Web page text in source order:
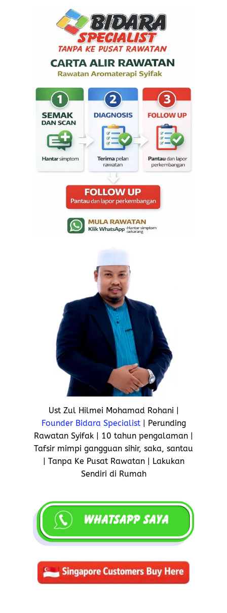
Ust Zul Hilmei Mohamad Rohani |
Founder Bidara Specialist| Perunding
Rawatan Syifak | 10 tahun pengalaman |
Tafsir mimpi gangguan sihir, saka, santau
| Tanpa Ke Pusat Rawatan | Lakukan
Sendiri di Rumah